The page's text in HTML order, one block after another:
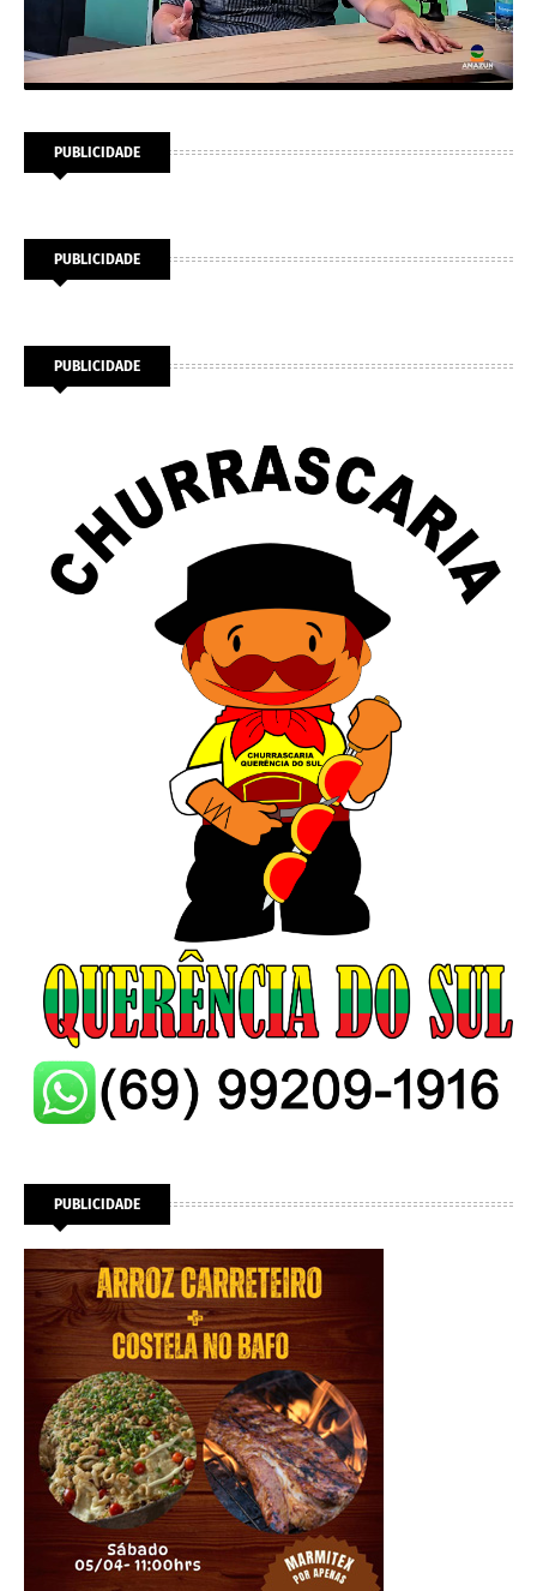
PUBLICIDADE
PUBLICIDADE
PUBLICIDADE
PUBLICIDADE